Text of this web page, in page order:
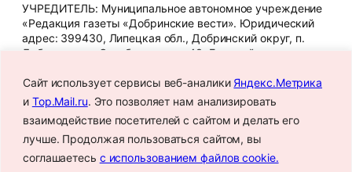
Сайт использует сервисы веб-аналики Яндекс.Метрика
и Top.Mail.ru. Это позволяет нам анализировать
взаимодействие посетителей с сайтом и делать его
лучше. Продолжая пользоваться сайтом, вы
соглашаетесь с использованием файлов cookie.
УЧРЕДИТЕЛЬ: Муниципальное автономное учреждение
«Редакция газеты «Добринские вести». Юридический
адрес: 399430, Липецкая обл., Добринский округ, п.
Добринка, ул. Октябрьская, д. 43. Главный редактор
редакции: gazeta_dbr@mail.ru. Знак информационной
продукции: 16+. СМИ зарегистрировано Федеральной
службой по надзору в сфере связи, информационных
технологий и массовых коммуникаций.
Регистрационный номер: Эл № ФС77-88687 от 2
декабря 2024 года.